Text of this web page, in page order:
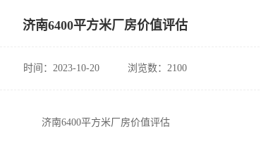
济南6400平方米厂房价值评估
时间：2023-10-20 浏览数：2100
济南6400平方米厂房价值评估